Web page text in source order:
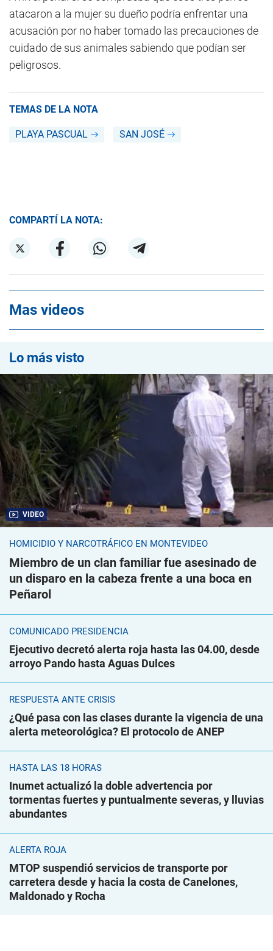
atacaron a la mujer su dueño podría enfrentar una
acusación por no haber tomado las precauciones de
cuidado de sus animales sabiendo que podían ser
peligrosos.
TEMAS DE LA NOTA
PLAYA PASCUAL SAN JOSÉ
COMPARTÍ LA NOTA:
Mas videos
Lo más visto
VIDEO
HOMICIDIO Y NARCOTRÁFICO EN MONTEVIDEO
Miembro de un clan familiar fue asesinado de
un disparo en la cabeza frente a una boca en
Peñarol
COMUNICADO PRESIDENCIA
Ejecutivo decretó alerta roja hasta las 04.00, desde
arroyo Pando hasta Aguas Dulces
RESPUESTA ANTE CRISIS
¿Qué pasa con las clases durante la vigencia de una
alerta meteorológica? El protocolo de ANEP
HASTA LAS 18 HORAS
Inumet actualizó la doble advertencia por
tormentas fuertes y puntualmente severas, y lluvias
abundantes
ALERTA ROJA
MTOP suspendió servicios de transporte por
carretera desde y hacia la costa de Canelones,
Maldonado y Rocha